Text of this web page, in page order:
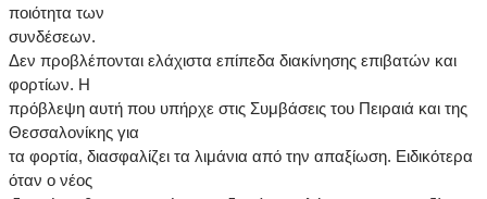
ποιότητα των
συνδέσεων.
Δεν προβλέπονται ελάχιστα επίπεδα διακίνησης επιβατών και
φορτίων. Η
πρόβλεψη αυτή που υπήρχε στις Συμβάσεις του Πειραιά και της
Θεσσαλονίκης για
τα φορτία, διασφαλίζει τα λιμάνια από την απαξίωση. Ειδικότερα
όταν ο νέος